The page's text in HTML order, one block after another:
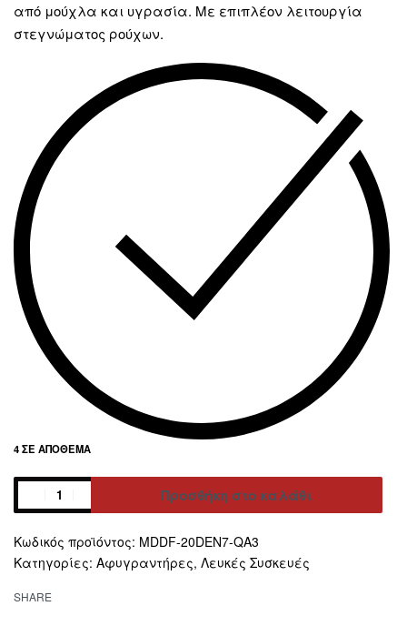
από μούχλα και υγρασία. Με επιπλέον λειτουργία
στεγνώματος ρούχων.
4 ΣΕ ΑΠΌΘΕΜΑ
Προσθήκη στο καλάθι
MDDF-20DEN7-QA3
Κατηγορίες: Αφυγραντήρες, Λευκές Συσκευές
SHARE